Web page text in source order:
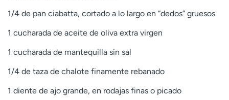
1/4 de pan ciabatta, cortado a lo largo en “dedos” gruesos
1 cucharada de aceite de oliva extra virgen
1 cucharada de mantequilla sin sal
1/4 de taza de chalote finamente rebanado
1 diente de ajo grande, en rodajas finas o picado